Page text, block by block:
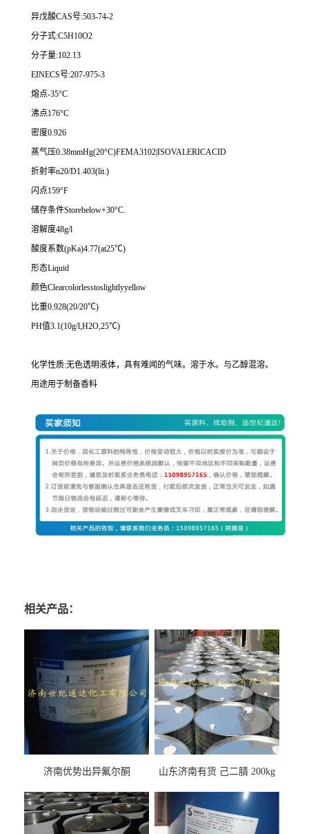
异戊酸CAS号:503-74-2
分子式:C5H10O2
分子量:102.13
EINECS号:207-975-3
熔点-35°C
沸点176°C
密度0.926
蒸气压0.38mmHg(20°C)FEMA3102|ISOVALERICACID
折射率n20/D1.403(lit.)
闪点159°F
储存条件Storebelow+30°C.
溶解度48g/l
酸度系数(pKa)4.77(at25℃)
形态Liquid
颜色Clearcolorlesstoslightlyyellow
比重0.928(20/20℃)
PH值3.1(10g/l,H2O,25℃)
化学性质:无色透明液体，具有难闻的气味。溶于水。与乙醇混溶。
用途用于制备香料
相关产品：
济南优势出异氟尔酮
山东济南有货 己二腈 200kg